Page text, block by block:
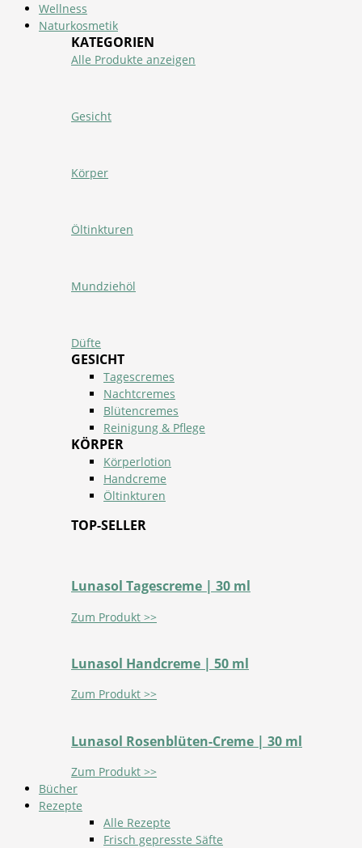
Wellness
Naturkosmetik
KATEGORIEN
Alle Produkte anzeigen
Gesicht
Körper
Öltinkturen
Mundziehöl
Düfte
GESICHT
Tagescremes
Nachtcremes
Blütencremes
Reinigung & Pflege
KÖRPER
Körperlotion
Handcreme
Öltinkturen
TOP-SELLER
Lunasol Tagescreme | 30 ml
Zum Produkt >>
Lunasol Handcreme | 50 ml
Zum Produkt >>
Lunasol Rosenblüten-Creme | 30 ml
Zum Produkt >>
Bücher
Rezepte
Alle Rezepte
Frisch gepresste Säfte